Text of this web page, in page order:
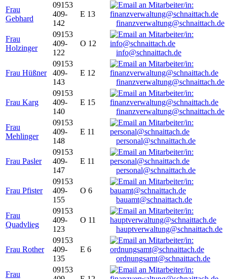
Frau
Gebhard
09153
409-
142
E 13
finanzverwaltung@schnaittach.de
Frau
Holzinger
09153
409-
122
O 12
info@schnaittach.de
Frau Hüßner
09153
409-
143
E 12
finanzverwaltung@schnaittach.de
Frau Karg
09153
409-
140
E 15
finanzverwaltung@schnaittach.de
Frau
Mehlinger
09153
409-
148
E 11
personal@schnaittach.de
Frau Pasler
09153
409-
147
E 11
personal@schnaittach.de
Frau Pfister
09153
409-
155
O 6
bauamt@schnaittach.de
Frau
Quadvlieg
09153
409-
123
O 11
hauptverwaltung@schnaittach.de
Frau Rother
09153
409-
135
E 6
ordnungsamt@schnaittach.de
Frau
09153